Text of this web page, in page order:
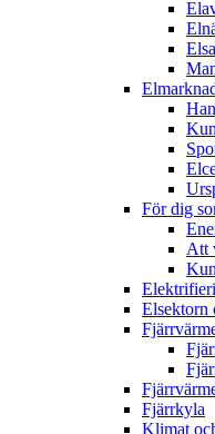
För dig
Att
Elsektorn
Fjärrkyla
Klimat